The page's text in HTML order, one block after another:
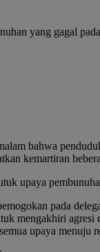
bahwa
kemartiran
upaya
pada
mengakhiri
upaya menuju